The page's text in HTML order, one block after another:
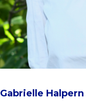
Gabrielle Halpern